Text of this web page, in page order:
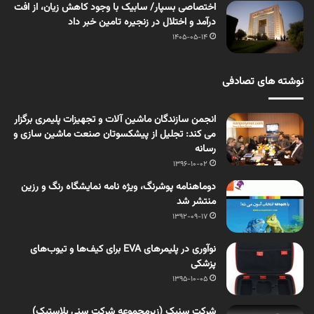
اختصاصی بسپار/ سابیک با وجود کاهش زیان، از افت
درآمد و اختلال در زنجیره تامین خبر داد
1405-05-14
نوشته های تصادفی
انجمن سازندگان ماشین آلات و تجهیزات پلیمری برگزار
می کند: تجلیل از پیشکسوتان صنعت ماشین سازی و
رسانه
1396-10-02
دوماهنامه پوشرنگ، ویژه نامه نمایشگاه رنگ و رزین
منتشر شد
1392-09-17
نوآوری در پلیمرهای EVA برای کیف‌ها و تیوب‌های
پزشکی
1395-10-05